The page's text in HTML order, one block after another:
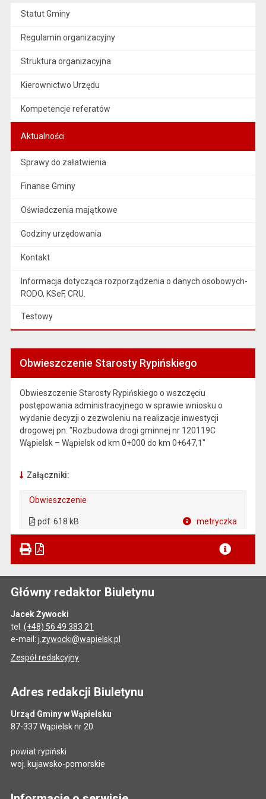
Statut Gminy
Regulamin organizacyjny
Struktura organizacyjna
Kierownictwo Urzędu
Kompetencje referatów
Aktualności
Sprawy do załatwienia
Finanse Gminy
Oświadczenia majątkowe
Godziny urzędowania
Kontakt
Informacja dotycząca rozporządzenia o danych osobowych-
RODO, KSeF, CRU.
Testowy
Obwieszczenie Starosty Rypińskiego
Obwieszczenie Starosty Rypińskiego o wszczęciu
postępowania administracyjnego w sprawie wniosku o
wydanie decyzji o zezwoleniu na realizacje inwestycji
drogowej pn. "Rozbudowa drogi gminnej nr 120119C
Wąpielsk – Wąpielsk od km 0+000 do km 0+647,1"
Załączniki:
Obwieszczenie
pdf 618 kB metryczka
Główny redaktor Biuletynu
Jacek Żywocki
tel. (+48) 56 49 383 21
e-mail: j.zywocki@wapielsk.pl
Zespół redakcyjny
Adres redakcji Biuletynu
Urząd Gminy w Wąpielsku
87-337 Wąpielsk nr 20
powiat rypiński
woj. kujawsko-pomorskie